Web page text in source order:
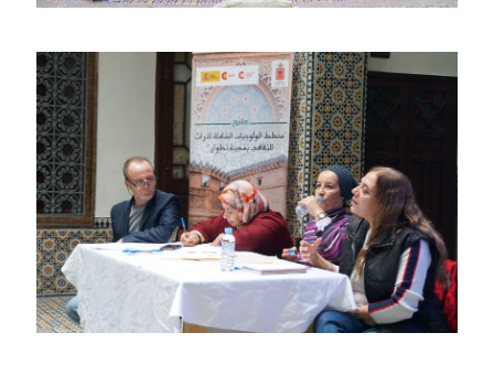
Contenido de la noticia